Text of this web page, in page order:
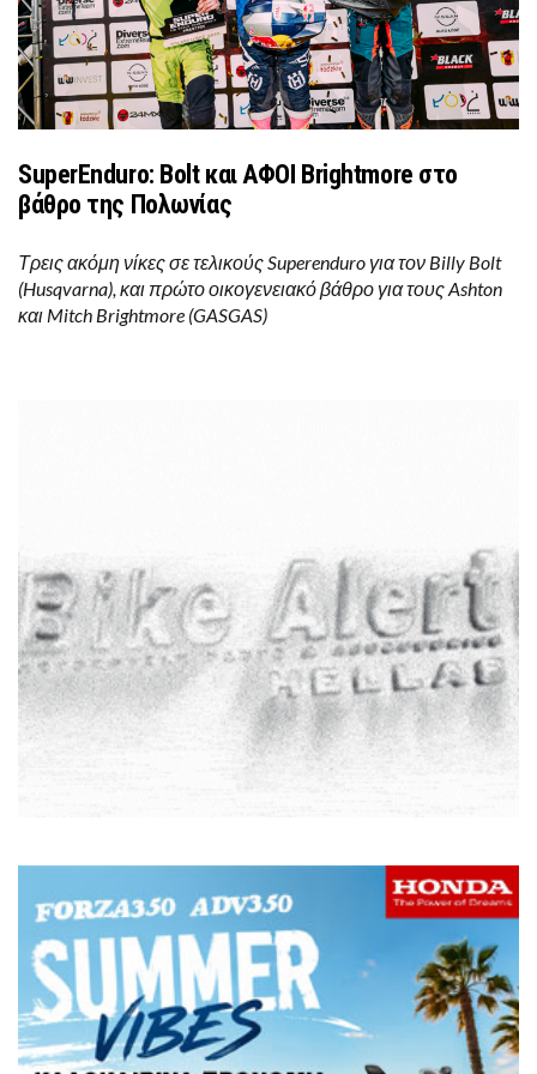
SuperEnduro: Bolt και ΑΦΟΙ Brightmore στο
βάθρο της Πολωνίας
Τρεις ακόμη νίκες σε τελικούς Superenduro για τον Billy Bolt
(Husqvarna), και πρώτο οικογενειακό βάθρο για τους Ashton
και Mitch Brightmore (GASGAS)